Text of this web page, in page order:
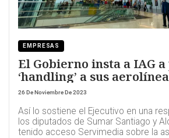
EMPRESAS
El Gobierno insta a IAG
‘handling’ a sus
26 De Noviembre De 2023
Así lo sostiene el Ejecutivo en una
los diputados de Sumar Santiago y
tenido acceso Servimedia sobre la